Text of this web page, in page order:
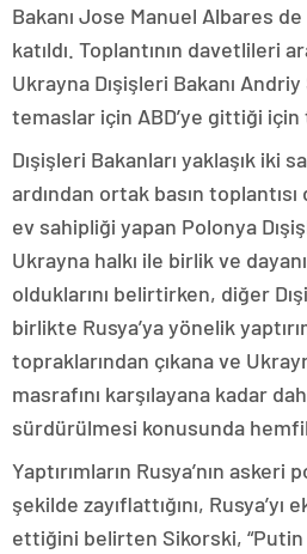
Bakanı Jose Manuel Albares
katıldı. Toplantının davetlileri
Ukrayna Dışişleri Bakanı
temaslar için ABD’ye gittiği için
Dışişleri Bakanları yaklaşık iki
ardından ortak basın
ev sahipliği yapan Polonya
Ukrayna halkı ile birlik ve
olduklarını belirtirken, diğer
birlikte Rusya’ya yönelik
topraklarından çıkana ve
masrafını karşılayana kadar
sürdürülmesi konusunda
Yaptırımların Rusya’nın
şekilde zayıflattığını,
ettiğini belirten Sikorski, “Putin